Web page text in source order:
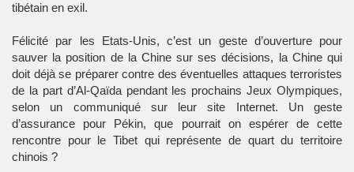
tibétain en exil.
Félicité par les Etats-Unis, c’est un geste d’ouverture pour
sauver la position de la Chine sur ses décisions, la Chine qui
doit déjà se préparer contre des éventuelles attaques terroristes
de la part d’Al-Qaïda pendant les prochains Jeux Olympiques,
selon un communiqué sur leur site Internet. Un geste
d’assurance pour Pékin, que pourrait on espérer de cette
rencontre pour le Tibet qui représente de quart du territoire
chinois ?